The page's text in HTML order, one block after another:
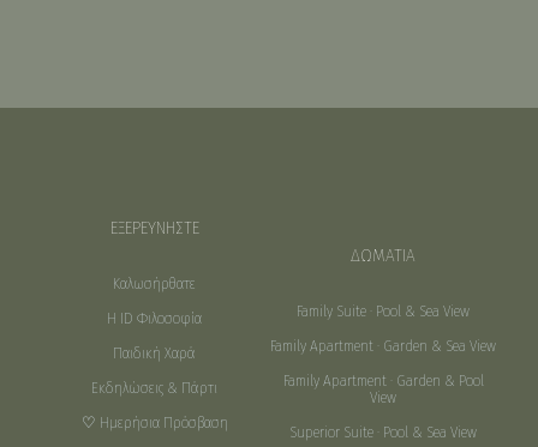
ΕΞΕΡΕΥΝΗΣΤΕ
Καλωσήρθατε
Η ID Φιλοσοφία
Παιδική Χαρά
Εκδηλώσεις & Πάρτι
♡ Ημερήσια Πρόσβαση
ΔΩΜΑΤΙΑ
Family Suite · Pool & Sea View
Family Apartment · Garden & Sea View
Family Apartment · Garden & Pool
View
Superior Suite · Pool & Sea View